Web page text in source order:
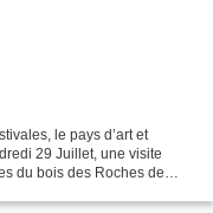
le pays d’art et
29 Juillet, une visite
du bois des Roches de